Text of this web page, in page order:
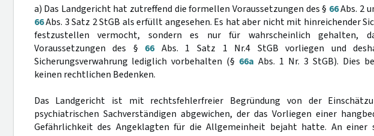
a) Das Landgericht hat zutreffend die formellen Voraussetzungen des § 66Abs. 2
66Abs. 3 Satz 2 StGB als erfüllt angesehen. Es hat aber nicht mit hinreichender
festzustellen vermocht, sondern es nur für wahrscheinlich gehalten,
Voraussetzungen des § 66Abs. 1 Satz 1 Nr.4 StGB vorliegen und
Sicherungsverwahrung lediglich vorbehalten (§ 66a Abs. 1 Nr. 3 StGB). Dies
keinen rechtlichen Bedenken.
Das Landgericht ist mit rechtsfehlerfreier Begründung von der
psychiatrischen Sachverständigen abgewichen, der das Vorliegen einer
Gefährlichkeit des Angeklagten für die Allgemeinheit bejaht hatte. An einer